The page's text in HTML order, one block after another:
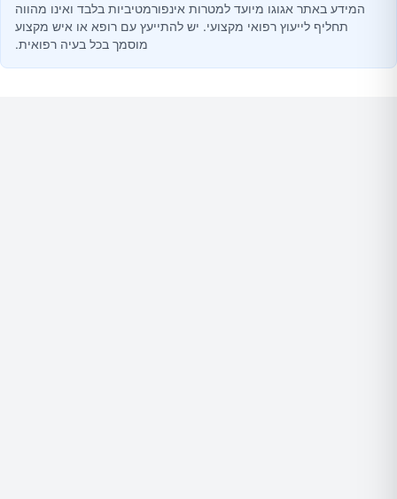
המידע באתר אגוגו מיועד למטרות אינפורמטיביות בלבד ואינו מהווה
תחליף לייעוץ רפואי מקצועי. יש להתייעץ עם רופא או איש מקצוע
מוסמך בכל בעיה רפואית.